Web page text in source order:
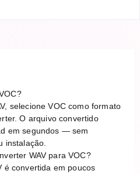
selecione VOC como formato
O arquivo convertido
em segundos — sem
instalação.
WAV para VOC?
é convertida em poucos